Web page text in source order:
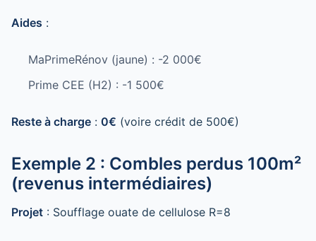
Aides :
MaPrimeRénov (jaune) : -2 000€
Prime CEE (H2) : -1 500€
Reste à charge : 0€ (voire crédit de 500€)
Exemple 2 : Combles perdus 100m²
(revenus intermédiaires)
Projet : Soufflage ouate de cellulose R=8